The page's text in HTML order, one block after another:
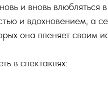
и вновь
и вдохновением, а
она пленяет своим
в спектаклях: